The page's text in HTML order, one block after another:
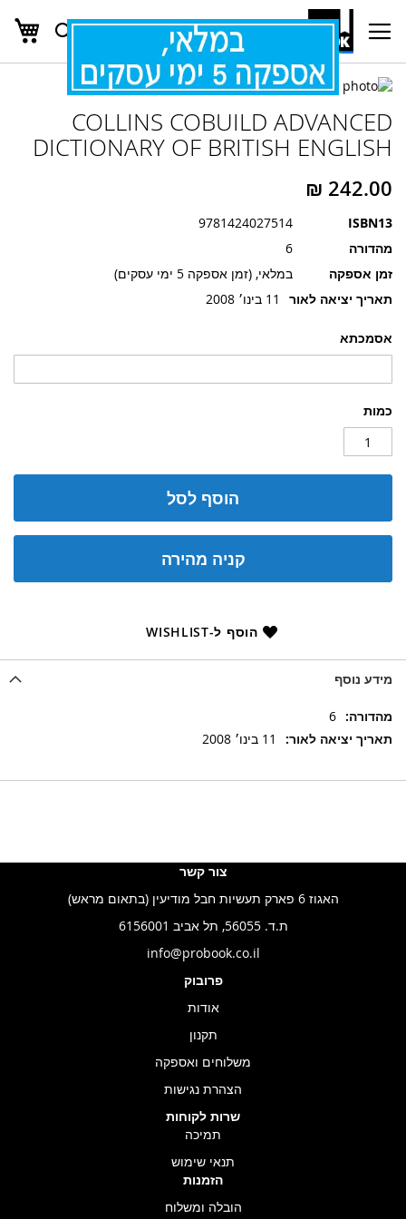
Skip
Content
חפש
אסמכתא
כמות
הוסף לסל
קניה מהירה
הוסף ל-WISHLIST
COLLINS COBUILD ADVANCED
DICTIONARY OF BRITISH ENGLISH
ISBN13
9781424027514
מהדורה
6
זמן אספקה
במלאי, (זמן אספקה 5 ימי עסקים)
תאריך יציאה לאור
11 בינו׳ 2008
לדלג
של
גלריית
תמונות
להתחלה
של
גלריית
מידע נוסף
מידע
נוסף
6
11 בינו׳ 2008
צור קשר
האגוז 6 פארק תעשיות חבל מודיעין (בתאום מראש)
ת.ד. 56055, תל אביב 6156001
info@probook.co.il
פרובוק
אודות
תקנון
משלוחים ואספקה
הצהרת נגישות
שרות לקוחות
תמיכה
תנאי שימוש
הזמנות
הובלה ומשלוח